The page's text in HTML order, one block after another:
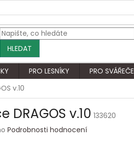
HLEDAT
PRO LESNÍKY PRO SVÁŘEČE
v.10
DRAGOS v.10 133620
Podrobnosti hodnocení